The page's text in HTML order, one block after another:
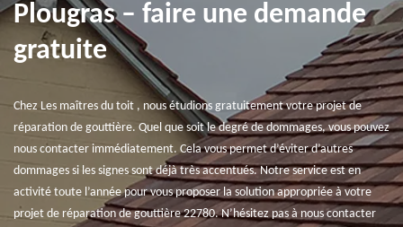
Plougras – faire une demande
gratuite
Chez Les maîtres du toit , nous étudions gratuitement votre projet de
réparation de gouttière. Quel que soit le degré de dommages, vous pouvez
nous contacter immédiatement. Cela vous permet d’éviter d’autres
dommages si les signes sont déjà très accentués. Notre service est en
activité toute l’année pour vous proposer la solution appropriée à votre
projet de réparation de gouttière 22780. N’hésitez pas à nous contacter